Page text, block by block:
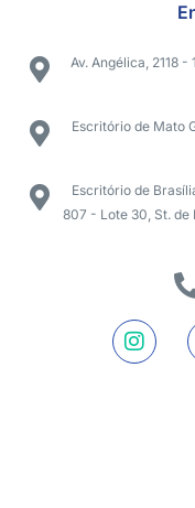
Av. Angélica, 2118 -
Escritório de Mato
Escritório de
807 - Lote 30, St. de